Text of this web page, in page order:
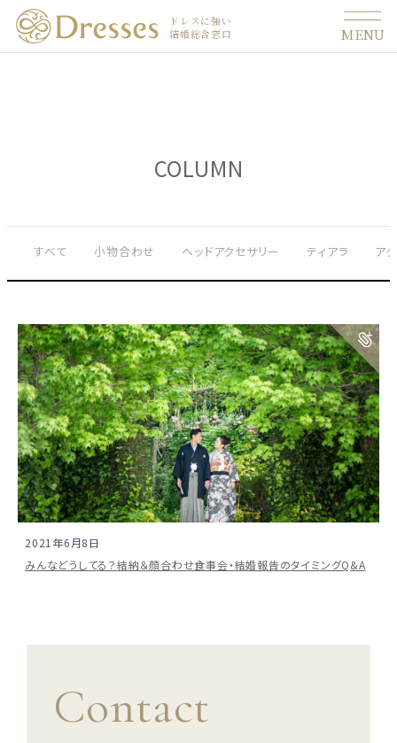
ドレスに強い
結婚総合窓口
MENU
結婚式場を探す
COLUMN
すべて 小物合わせ ヘッドアクセサリー ティアラ ア
2021年6月8日
みんなどうしてる？結納＆顔合わせ食事会・結婚報告のタイミングQ&A
Contact